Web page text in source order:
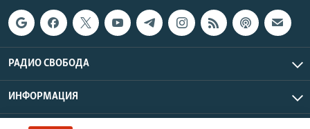
РАДИО СВОБОДА
ИНФОРМАЦИЯ